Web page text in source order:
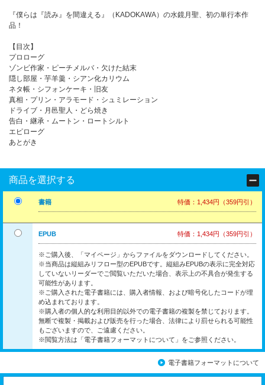
『僕らは『読み』を間違える』（KADOKAWA）の水鏡月聖、初の単行本作
品！
【目次】
プロローグ
ゾンビ作家・ピーチメルバ・欠けた結末
隠し部屋・芋羊羹・シアン化カリウム
ネタ帳・シフォンケーキ・旧友
真相・プリン・アラモード・シュミレーション
ドライブ・月邑聖人・どら焼き
告白・継承・ムートン・ロートシルト
エピローグ
あとがき
商品を選択する
書籍 特価：1,434円（359円引）
EPUB 特価：1,434円（359円引）
※ご購入後、「マイページ」からファイルをダウンロードしてください。
※当商品は縦組みリフロー型のEPUBです。縦組みEPUBの表示に完全対応
していないリーダーでご閲覧いただいた場合、表示上の不具合が発生する
可能性があります。
※ご購入された電子書籍には、購入者情報、および暗号化したコードが埋
め込まれております。
※購入者の個人的な利用目的以外での電子書籍の複製を禁じております。
無断で複製・掲載および販売を行った場合、法律により罰せられる可能性
もございますので、ご遠慮ください。
※閲覧方法は「電子書籍フォーマットについて」をご参照ください。
電子書籍フォーマットについて